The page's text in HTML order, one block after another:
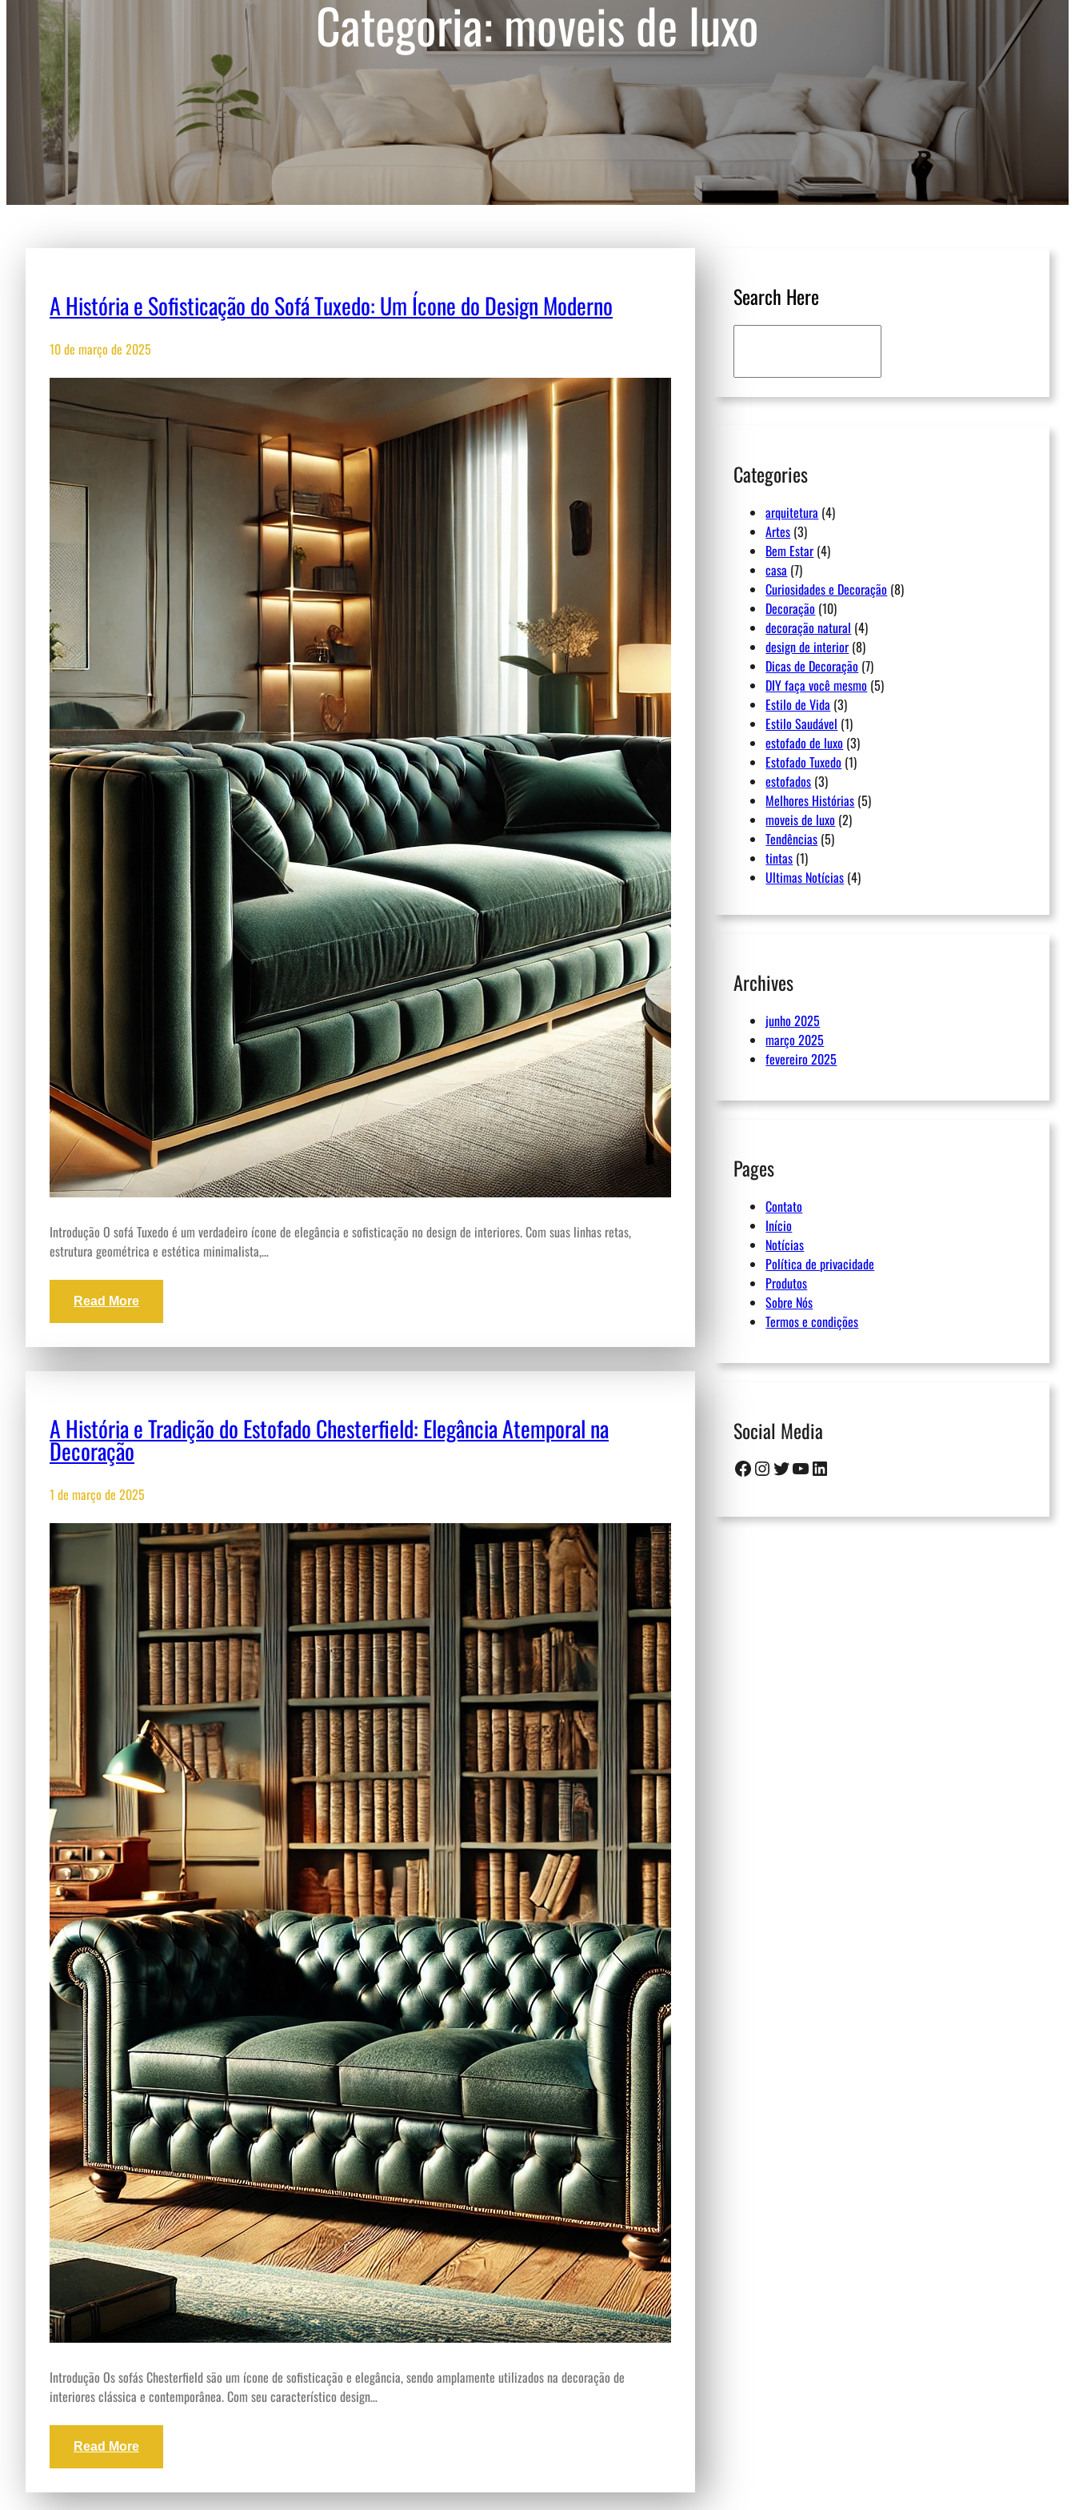
Categoria:moveis de luxo
A História e Sofisticação do Sofá Tuxedo: Um Ícone do Design Moderno
10 de março de 2025
Introdução O sofá Tuxedo é um verdadeiro ícone de elegância e sofisticação no design de interiores. Com suas linhas retas,
estrutura geométrica e estética minimalista,…
Read More
A História e Tradição do Estofado Chesterfield: Elegância Atemporal na
Decoração
1 de março de 2025
Introdução Os sofás Chesterfield são um ícone de sofisticação e elegância, sendo amplamente utilizados na decoração de
interiores clássica e contemporânea. Com seu característico design…
Read More
Search Here
Categories
arquitetura (4)
Artes (3)
Bem Estar (4)
casa (7)
Curiosidades e Decoração (8)
Decoração (10)
decoração natural (4)
design de interior (8)
Dicas de Decoração (7)
DIY faça você mesmo (5)
Estilo de Vida (3)
Estilo Saudável (1)
estofado de luxo (3)
Estofado Tuxedo (1)
estofados (3)
Melhores Histórias (5)
moveis de luxo (2)
Tendências (5)
tintas (1)
Ultimas Notícias (4)
Archives
junho 2025
março 2025
fevereiro 2025
Pages
Contato
Início
Notícias
Política de privacidade
Produtos
Sobre Nós
Termos e condições
Social Media
Facebook Instagram Twitter Youtube LinkedIn